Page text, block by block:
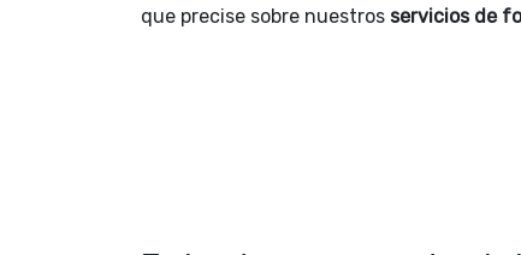
que precise sobre nuestros servicios de